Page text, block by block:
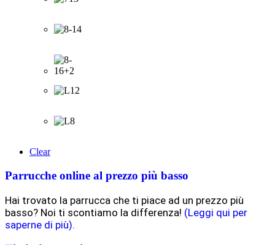
Clear
Parrucche online al prezzo più basso
Hai trovato la parrucca che ti piace ad un prezzo più
basso? Noi ti scontiamo la differenza! (Leggi qui per
saperne di più).